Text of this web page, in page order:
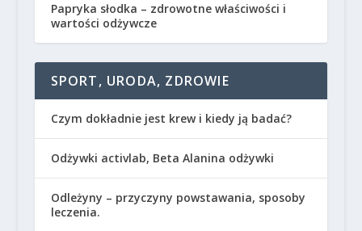
Papryka słodka – zdrowotne właściwości i
wartości odżywcze
SPORT, URODA, ZDROWIE
Czym dokładnie jest krew i kiedy ją badać?
Odżywki activlab, Beta Alanina odżywki
Odleżyny – przyczyny powstawania, sposoby
leczenia.